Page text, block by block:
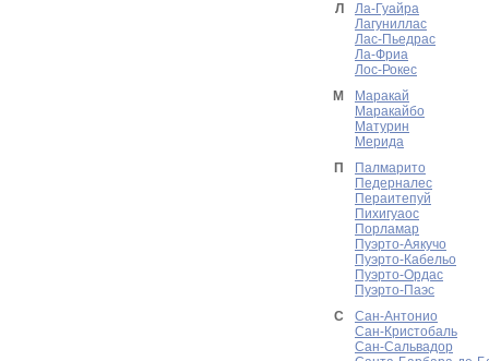
Л
Ла-Гуайра
Лагуниллас
Лас-Пьедрас
Ла-Фриа
Лос-Рокес
М
Маракай
Маракайбо
Матурин
Мерида
П
Палмарито
Педерналес
Пераитепуй
Пихигуаос
Порламар
Пуэрто-Аякучо
Пуэрто-Кабельо
Пуэрто-Ордас
Пуэрто-Паэс
С
Сан-Антонио
Сан-Кристобаль
Сан-Сальвадор